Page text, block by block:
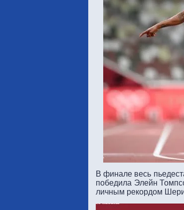
В финале весь
победила Элейн
личным рекордом